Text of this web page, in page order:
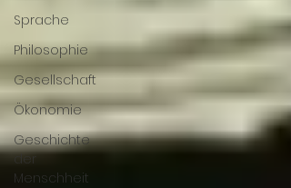
Sprache
Philosophie
Gesellschaft
Ökonomie
Geschichte
der
Menschheit